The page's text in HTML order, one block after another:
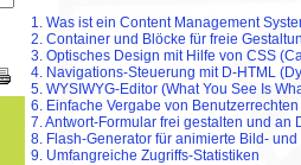
1. Was ist ein Content Management
2. Container und Blöcke für freie
3. Optisches Design mit Hilfe von CSS
4. Navigations-Steuerung mit D-HTML
5. WYSIWYG-Editor (What You See Is
6. Einfache Vergabe von
7. Antwort-Formular frei gestalten und an
8. Flash-Generator für animierte Bild- und
9. Umfangreiche Zugriffs-Statistiken